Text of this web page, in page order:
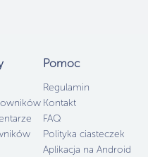
Pomoc
Regulamin
Kontakt
FAQ
Polityka ciasteczek
Aplikacja na Android